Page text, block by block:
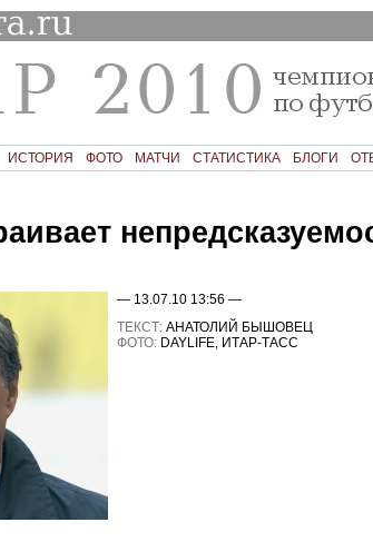
ИСТОРИЯ ФОТО МАТЧИ СТАТИСТИКА БЛОГИ
— 13.07.10 13:56 —
ТЕКСТ: АНАТОЛИЙ БЫШОВЕЦ
ФОТО: DAYLIFE, ИТАР-ТАСС